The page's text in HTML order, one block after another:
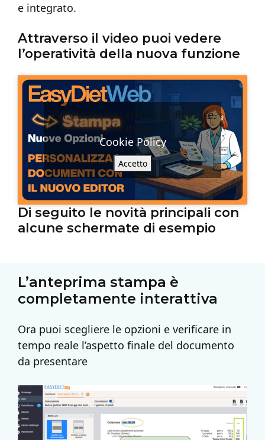
e integrato.
Attraverso il video puoi vedere
l’operatività della nuova funzione
Fai clic su "Accetto" per abilitare
Youtube
Cookie Policy
Accetto
Di seguito le novità principali con
alcune schermate di esempio
L’anteprima stampa è
completamente interattiva
Ora puoi scegliere le opzioni e verificare in
tempo reale l’aspetto finale del documento
da presentare